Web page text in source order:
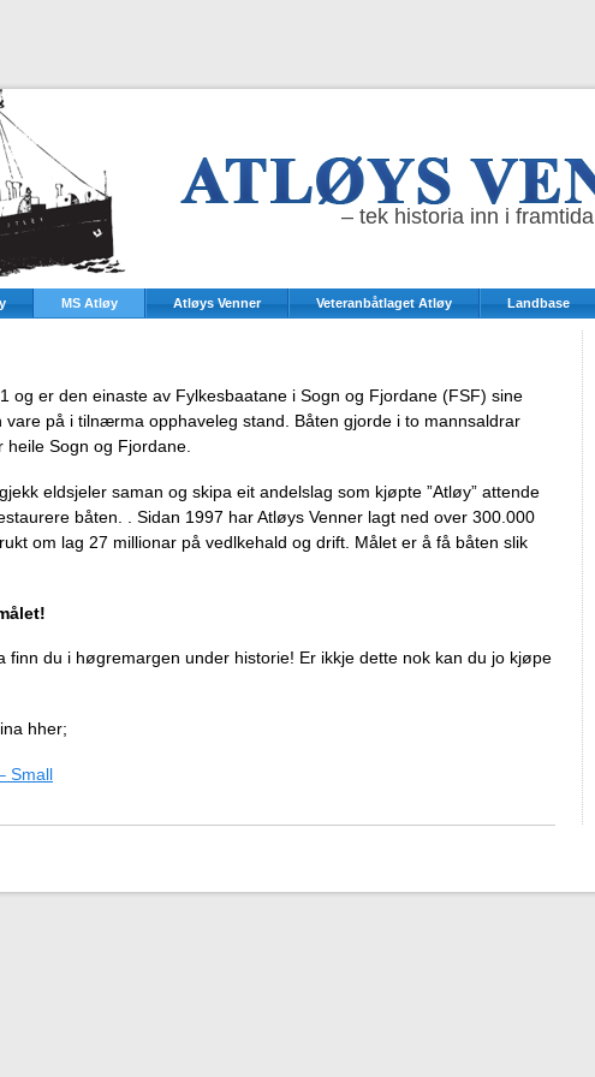
– tek historia inn i framtida
MS Atløy Atløys Venner Veteranbåtlaget Atløy Landbase
og er den einaste av Fylkesbaatane i Sogn og Fjordane (FSF) sine
vare på i tilnærma opphaveleg stand. Båten gjorde i to mannsaldrar
Sogn og Fjordane.
eldsjeler saman og skipa eit andelslag som kjøpte ”Atløy” attende
båten. . Sidan 1997 har Atløys Venner lagt ned over 300.000
om lag 27 millionar på vedlkehald og drift. Målet er å få båten slik
finn du i høgremargen under historie! Er ikkje dette nok kan du jo kjøpe
hher;
Small